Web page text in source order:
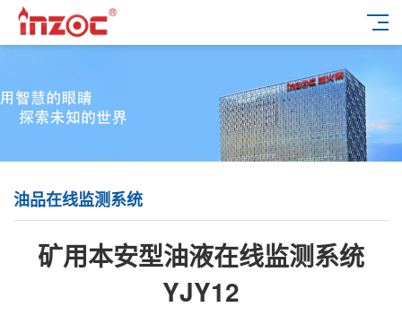
油品在线监测系统
矿用本安型油液在线监测系统
YJY12